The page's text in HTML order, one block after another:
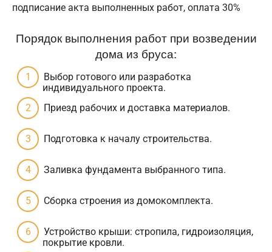
подписание акта выполненных работ, оплата 30%
Порядок выполнения работ при возведении
дома из бруса:
Выбор готового или разработка
индивидуального проекта.
Приезд рабочих и доставка материалов.
Подготовка к началу строительства.
Заливка фундамента выбранного типа.
Сборка строения из домокомплекта.
Устройство крыши: стропила, гидроизоляция,
покрытие кровли.